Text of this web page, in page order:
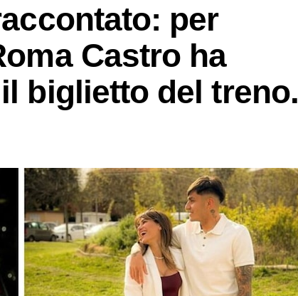
per
Castro ha
biglietto del treno.